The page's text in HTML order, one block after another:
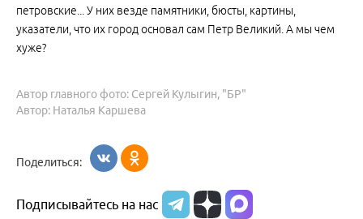
петровские... У них везде памятники, бюсты, картины,
указатели, что их город основал сам Петр Великий. А мы чем
хуже?
Автор: Наталья Каршева
Автор главного фото: Сергей Кулыгин, "БР"
Поделиться:
Подписывайтесь на нас